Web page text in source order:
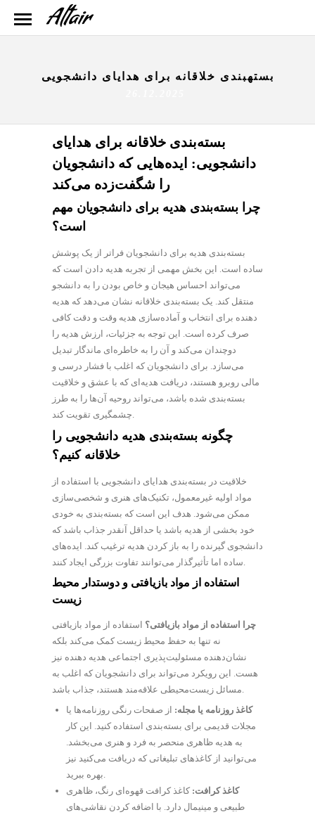
بستهبندی خلاقانه برای هدایای دانشجویی
بسته‌بندی خلاقانه برای هدایای
دانشجویی: ایده‌هایی که دانشجویان
را شگفت‌زده می‌کند
چرا بسته‌بندی هدیه برای دانشجویان مهم
است؟
بسته‌بندی هدیه برای دانشجویان فراتر از یک پوشش
ساده است. این بخش مهمی از تجربه هدیه دادن است که
می‌تواند احساس هیجان و خاص بودن را به دانشجو
منتقل کند. یک بسته‌بندی خلاقانه نشان می‌دهد که هدیه
دهنده برای انتخاب و آماده‌سازی هدیه وقت و دقت کافی
صرف کرده است. این توجه به جزئیات، ارزش هدیه را
دوچندان می‌کند و آن را به خاطره‌ای ماندگار تبدیل
می‌سازد. برای دانشجویان که اغلب با فشار درسی و
مالی روبرو هستند، دریافت هدیه‌ای که با عشق و خلاقیت
بسته‌بندی شده باشد، می‌تواند روحیه آن‌ها را به طرز
چگونه بسته‌بندی هدیه دانشجویی را
خلاقانه کنیم؟
خلاقیت در بسته‌بندی هدایای دانشجویی با استفاده از
مواد اولیه غیرمعمول، تکنیک‌های هنری و شخصی‌سازی
ممکن می‌شود. هدف این است که بسته‌بندی به خودی
خود بخشی از هدیه باشد یا حداقل آنقدر جذاب باشد که
دانشجوی گیرنده را به باز کردن هدیه ترغیب کند. ایده‌های
استفاده از مواد بازیافتی و دوستدار محیط
زیست
چرا استفاده از مواد بازیافتی؟ استفاده از مواد بازیافتی
نه تنها به حفظ محیط زیست کمک می‌کند بلکه
نشان‌دهنده مسئولیت‌پذیری اجتماعی هدیه دهنده نیز
هست. این رویکرد می‌تواند برای دانشجویان که اغلب به
کاغذ روزنامه یا مجله: از صفحات رنگی روزنامه‌ها یا
مجلات قدیمی برای بسته‌بندی استفاده کنید. این کار
به هدیه ظاهری منحصر به فرد و هنری می‌بخشد.
می‌توانید از کاغذهای تبلیغاتی که دریافت می‌کنید نیز
بهره ببرید.
کاغذ کرافت: کاغذ کرافت قهوه‌ای رنگ، ظاهری
طبیعی و مینیمال دارد. با اضافه کردن نقاشی‌های